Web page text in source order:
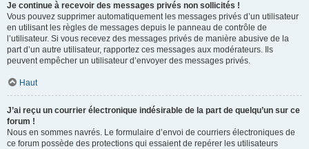
Je continue à recevoir des messages privés non sollicités !
Vous pouvez supprimer automatiquement les messages privés d’un utilisateur
en utilisant les règles de messages depuis le panneau de contrôle de
l’utilisateur. Si vous recevez des messages privés de manière abusive de la
part d’un autre utilisateur, rapportez ces messages aux modérateurs. Ils
peuvent empêcher un utilisateur d’envoyer des messages privés.
Haut
J’ai reçu un courrier électronique indésirable de la part de quelqu’un sur ce
forum !
Nous en sommes navrés. Le formulaire d’envoi de courriers électroniques de
ce forum possède des protections qui essaient de repérer les utilisateurs